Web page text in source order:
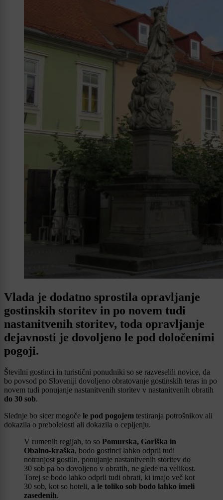
Vlada je dodatno sprostila opravljanje
gostinskih storitev in po novem tudi
nastanitvenih storitev, toda opravljanje
dejavnosti je dovoljeno le pod določenimi
pogoji.
Številni gostinci in turistični ponudniki so se razveselili novice, da
bo povsod po Sloveniji dovoljeno obratovanje gostinskih teras in po
novem tudi ponujanje nastanitvenih storitev v nastanitvenih obratih
do 30 sob.
Slednje bo sicer mogoče le pod pogojem testiranja potrošnikov ali
dokazila o prebolelosti ali dokazila o cepljenju.
V rumenih regijah, to so Pomurska, Goriška in
Obalno-kraška, bodo gostinci lahko odprli tudi
notranjost gostiln, ponujanje nastanitvenih storitev do
30 sob pa bo dovoljeno v obratih, ne glede na velikost.
Torej se bodo lahko odprli tudi obrati, ki imajo več kot
30 sob, kot so hoteli, a le toliko sob bodo lahko imeli
zasedenih.